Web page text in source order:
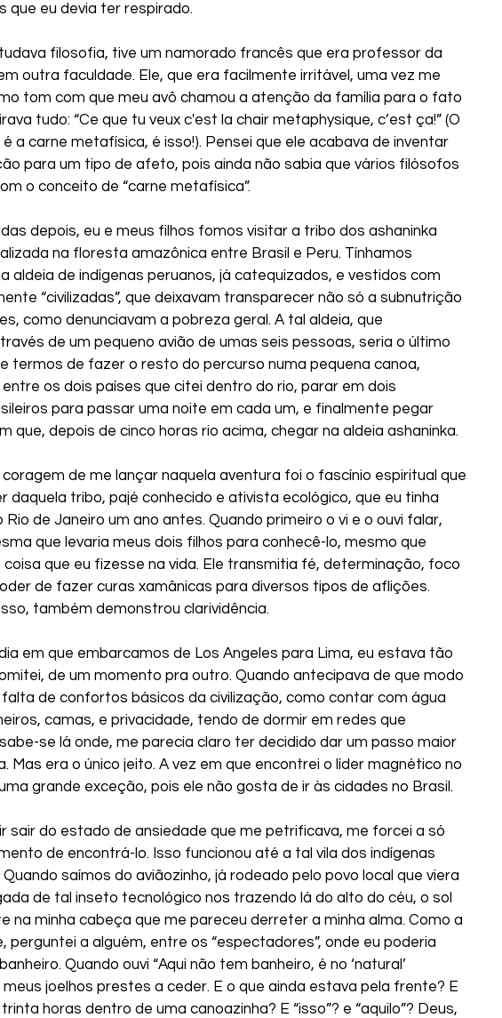
que eu devia ter respirado.
filosofia, tive um namorado francês que era professor da
outra faculdade. Ele, que era facilmente irritável, uma vez me
tom com que meu avô chamou a atenção da família para o fato
tudo: “Ce que tu veux c'est la chair metaphysique, c’est ça!” (O
a carne metafísica, é isso!). Pensei que ele acabava de inventar
para um tipo de afeto, pois ainda não sabia que vários filósofos
o conceito de “carne metafísica”.
depois, eu e meus filhos fomos visitar a tribo dos ashaninka
na floresta amazônica entre Brasil e Peru. Tínhamos
aldeia de indígenas peruanos, já catequizados, e vestidos com
“civilizadas”, que deixavam transparecer não só a subnutrição
como denunciavam a pobreza geral. A tal aldeia, que
de um pequeno avião de umas seis pessoas, seria o último
termos de fazer o resto do percurso numa pequena canoa,
os dois países que citei dentro do rio, parar em dois
para passar uma noite em cada um, e finalmente pegar
que, depois de cinco horas rio acima, chegar na aldeia ashaninka.
de me lançar naquela aventura foi o fascínio espiritual que
daquela tribo, pajé conhecido e ativista ecológico, que eu tinha
Rio de Janeiro um ano antes. Quando primeiro o vi e o ouvi falar,
que levaria meus dois filhos para conhecê-lo, mesmo que
que eu fizesse na vida. Ele transmitia fé, determinação, foco
de fazer curas xamânicas para diversos tipos de aflições.
também demonstrou clarividência.
em que embarcamos de Los Angeles para Lima, eu estava tão
de um momento pra outro. Quando antecipava de que modo
de confortos básicos da civilização, como contar com água
camas, e privacidade, tendo de dormir em redes que
se lá onde, me parecia claro ter decidido dar um passo maior
Mas era o único jeito. A vez em que encontrei o líder magnético no
grande exceção, pois ele não gosta de ir às cidades no Brasil.
sair do estado de ansiedade que me petrificava, me forcei a só
de encontrá-lo. Isso funcionou até a tal vila dos indígenas
saímos do aviãozinho, já rodeado pelo povo local que viera
de tal inseto tecnológico nos trazendo lá do alto do céu, o sol
na minha cabeça que me pareceu derreter a minha alma. Como a
perguntei a alguém, entre os “espectadores”, onde eu poderia
Quando ouvi “Aqui não tem banheiro, é no ‘natural’
meus joelhos prestes a ceder. E o que ainda estava pela frente? E
horas dentro de uma canoazinha? E “isso”? e “aquilo”? Deus,